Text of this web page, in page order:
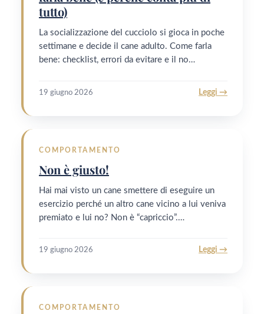
tutto)
La socializzazione del cucciolo si gioca in poche
settimane e decide il cane adulto. Come farla
bene: checklist, errori da evitare e il no…
19 giugno 2026 Leggi →
COMPORTAMENTO
Non è giusto!
Hai mai visto un cane smettere di eseguire un
esercizio perché un altro cane vicino a lui veniva
premiato e lui no? Non è “capriccio”.…
19 giugno 2026 Leggi →
COMPORTAMENTO